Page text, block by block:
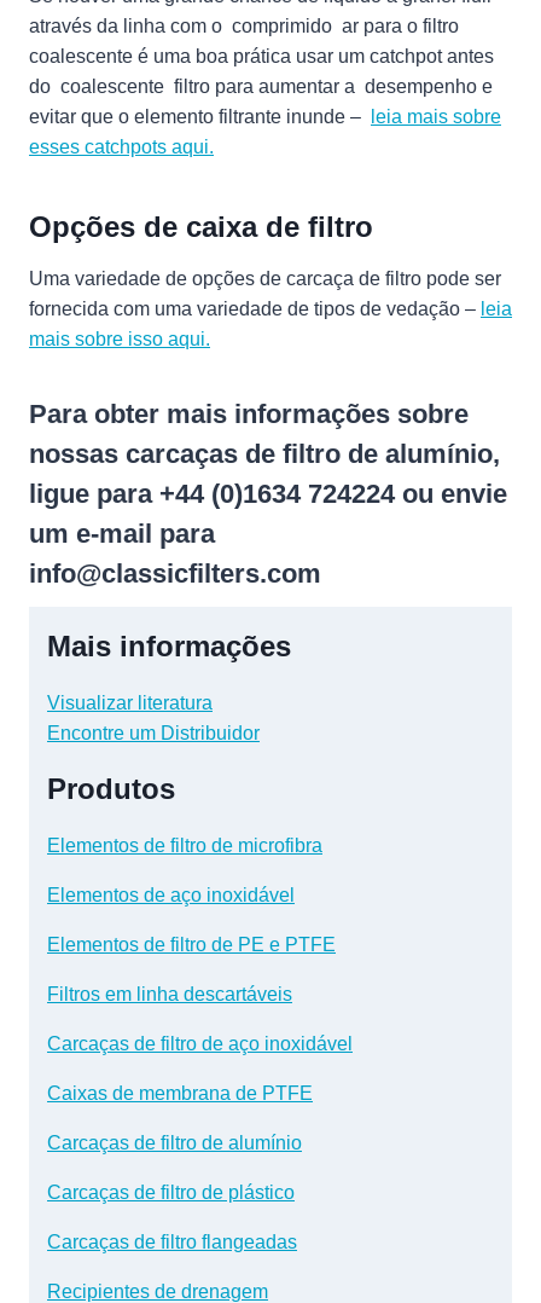
através da linha com o comprimido ar para o filtro
coalescente é uma boa prática usar um catchpot antes
do coalescente filtro para aumentar a desempenho e
evitar que o elemento filtrante inunde –
leia mais sobre
esses catchpots aqui.
Opções de caixa de filtro
Uma variedade de opções de carcaça de filtro pode ser
fornecida com uma variedade de tipos de vedação – leia
mais sobre isso aqui.
Para obter mais informações sobre
nossas carcaças de filtro de alumínio,
ligue para +44 (0)1634 724224 ou envie
um e-mail para
info@classicfilters.com
Mais informações
Visualizar literatura
Encontre um Distribuidor
Produtos
Elementos de filtro de microfibra
Elementos de aço inoxidável
Elementos de filtro de PE e PTFE
Filtros em linha descartáveis
Carcaças de filtro de aço inoxidável
Caixas de membrana de PTFE
Carcaças de filtro de alumínio
Carcaças de filtro de plástico
Carcaças de filtro flangeadas
Recipientes de drenagem